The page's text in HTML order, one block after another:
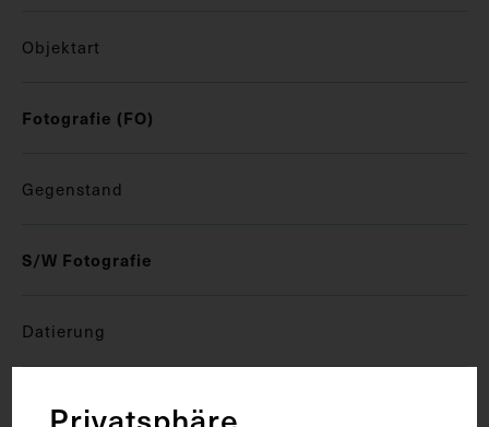
Objektart
Fotografie (FO)
Gegenstand
S/W Fotografie
Datierung